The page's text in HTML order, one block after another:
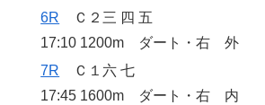
6R Ｃ２三 四 五
17:10 1200m ダート・右 外
7R Ｃ１六 七
17:45 1600m ダート・右 内